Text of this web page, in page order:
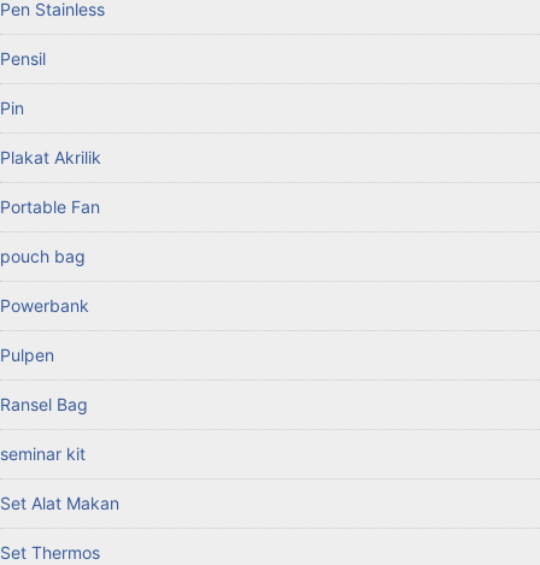
Pen Stainless
Pensil
Pin
Plakat Akrilik
Portable Fan
pouch bag
Powerbank
Pulpen
Ransel Bag
seminar kit
Set Alat Makan
Set Thermos